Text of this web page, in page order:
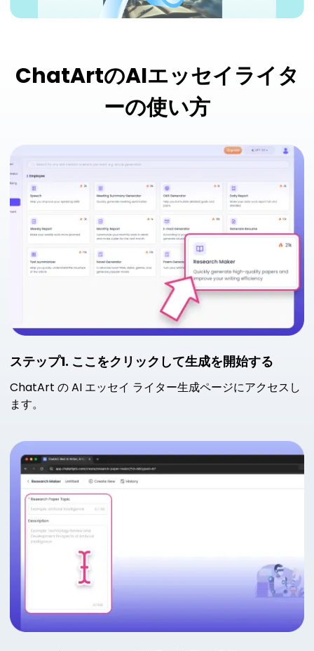
ChatArtのAIエッセイライタ
ーの使い方
ステップ1. ここをクリックして生成を開始する
ChatArt の AI エッセイ ライター生成ページにアクセスし
ます。